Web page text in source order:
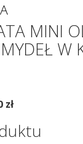
MINI
W
zł